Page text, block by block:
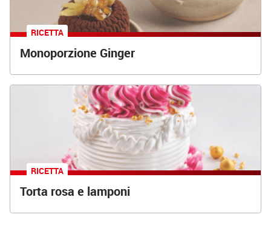
RICETTA
Monoporzione Ginger
RICETTA
Torta rosa e lamponi